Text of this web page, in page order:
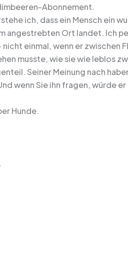
Abonnement.
ich, dass ein Mensch ein
angestrebten Ort landet. Ich
nicht einmal, wenn er
musste, wie sie wie leblos
Seiner Meinung nach
wenn Sie ihn fragen, würde
Hunde.